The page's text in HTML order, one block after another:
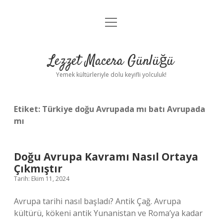
Anasayfa
Yasal Uyarı
menüyü
Lezzet Macera Günlüğü
Yemek kültürleriyle dolu keyifli yolculuk!
Etiket: Türkiye doğu Avrupada mı batı Avrupada
mı
Doğu Avrupa Kavramı Nasıl Ortaya
Çıkmıştır
Tarih: Ekim 11, 2024
Avrupa tarihi nasıl başladı? Antik Çağ. Avrupa
kültürü, kökeni antik Yunanistan ve Roma’ya kadar